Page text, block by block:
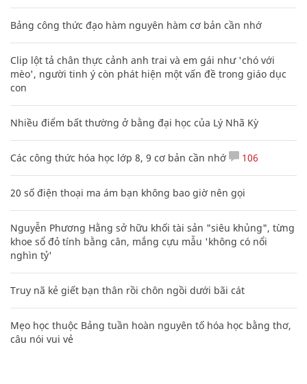
Bảng công thức đạo hàm nguyên hàm cơ bản cần nhớ
Clip lột tả chân thực cảnh anh trai và em gái như 'chó với
mèo', người tinh ý còn phát hiện một vấn đề trong giáo dục
con
Nhiều điểm bất thường ở bằng đại học của Lý Nhã Kỳ
Các công thức hóa học lớp 8, 9 cơ bản cần nhớ 106
20 số điện thoại ma ám bạn không bao giờ nên gọi
Nguyễn Phương Hằng sở hữu khối tài sản "siêu khủng", từng
khoe sổ đỏ tính bằng cân, mắng cựu mẫu 'không có nổi
nghìn tỷ'
Truy nã kẻ giết bạn thân rồi chôn ngồi dưới bãi cát
Mẹo học thuộc Bảng tuần hoàn nguyên tố hóa học bằng thơ,
câu nói vui vẻ